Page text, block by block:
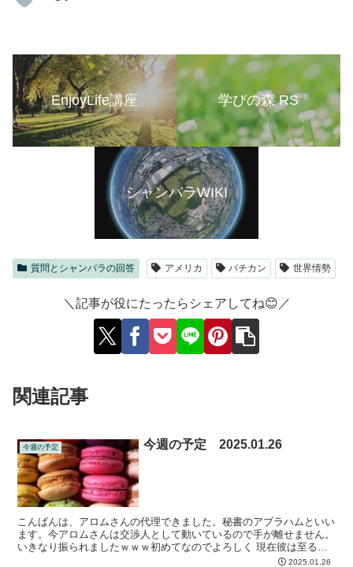
EnjoyLife講座 学びの森 RS
シャンバラWIKI
質問とシャンバラの回答 アメリカ バチカン 世界情勢
＼記事が役にたったらシェアしてね😊／
関連記事
今週の予定 今週の予定 2025.01.26
こんばんは、アロムさんの代理できました。秘書のアブラハムといい
ます。今アロムさんは交渉人として動いているので手が離せません。
いきなり振られましたｗｗｗ初めてなのでよろしく 現在彼は至る所
に行って戦争を止める交渉をしています。時間が限られてい...2025.01.26